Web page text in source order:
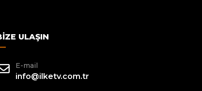
ULAŞIN
E-mail
info@ilketv.com.tr